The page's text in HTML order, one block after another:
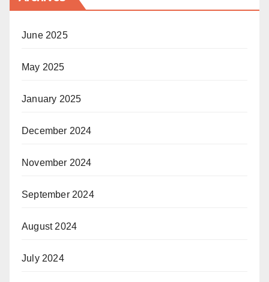
June 2025
May 2025
January 2025
December 2024
November 2024
September 2024
August 2024
July 2024